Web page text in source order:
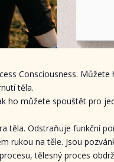
Consciousness.
těla.
ho můžete spouštět pro
těla. Odstraňuje funkční
rukou na těle. Jsou
tělesný proces